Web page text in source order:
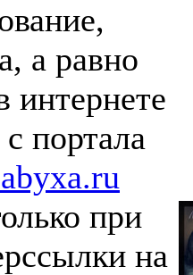
а равно
интернете
портала
при
на